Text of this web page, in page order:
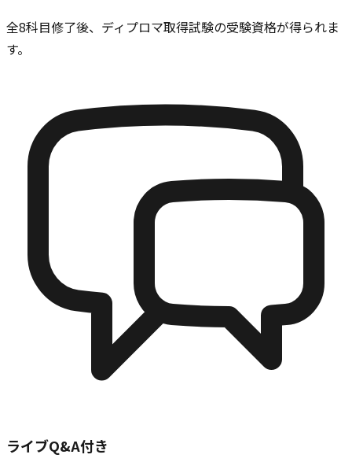
全8科目修了後、ディプロマ取得試験の受験資格が得られま
す。
ライブQ&A付き